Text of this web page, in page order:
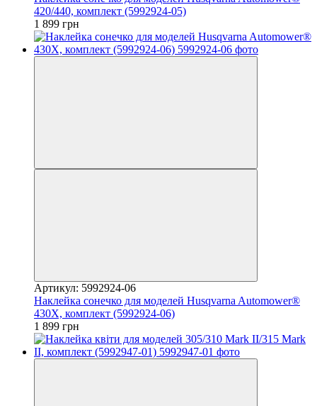
420/440, комплект (5992924-05)
1 899 грн
Артикул: 5992924-06
Наклейка сонечко для моделей Husqvarna Automower®
430Х, комплект (5992924-06)
1 899 грн